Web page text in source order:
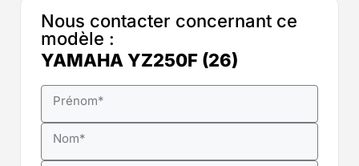
Nous contacter concernant ce
modèle :
YAMAHA YZ250F (26)
Prénom*
Nom*